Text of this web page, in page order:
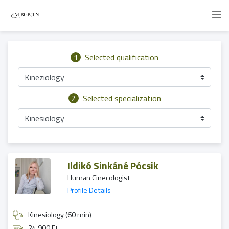
1 Selected qualification
Kineziology
2
Selected specialization
Kinesiology
Ildikó Sinkáné Pócsik
Human Cinecologist
Profile Details
Kinesiology (60 min)